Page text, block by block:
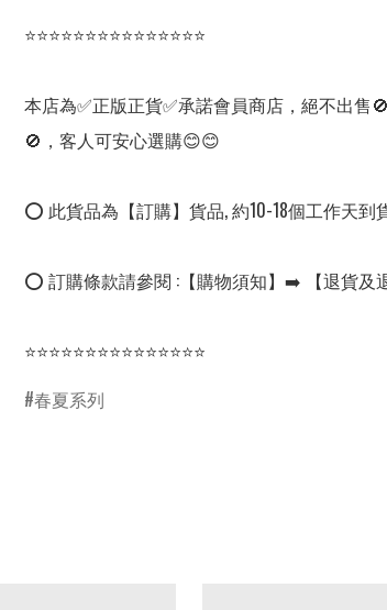
⭐⭐⭐⭐⭐⭐⭐⭐⭐⭐⭐⭐⭐⭐⭐
本店為✅正版正貨✅承諾會員商店，絕不出售
🚫，客人可安心選購😊😊
⭕ 此貨品為【訂購】貨品, 約10-18個工作天到貨
⭕ 訂購條款請參閱 :【購物須知】➡️ 【退貨及
⭐⭐⭐⭐⭐⭐⭐⭐⭐⭐⭐⭐⭐⭐⭐
春夏系列